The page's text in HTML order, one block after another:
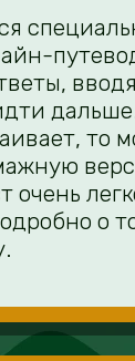
то
очень
о